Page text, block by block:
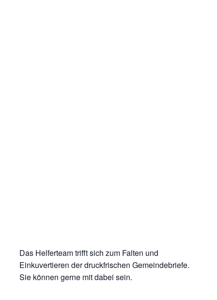
Das Helferteam trifft sich zum Falten und
Einkuvertieren der druckfrischen Gemeindebriefe.
Sie können gerne mit dabei sein.